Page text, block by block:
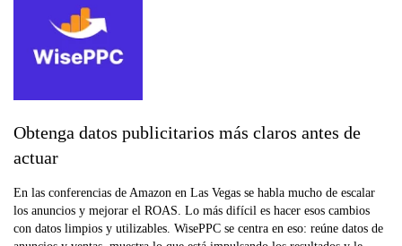
Obtenga datos publicitarios más claros antes de
actuar
En las conferencias de Amazon en Las Vegas se habla mucho de escalar
los anuncios y mejorar el ROAS. Lo más difícil es hacer esos cambios
con datos limpios y utilizables. WisePPC se centra en eso: reúne datos de